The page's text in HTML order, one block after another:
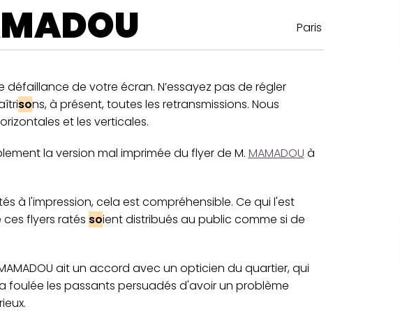
Paris
défaillance de votre écran. N’essayez pas de régler
sons, à présent, toutes les retransmissions. Nous
et les verticales.
la version mal imprimée du flyer de M. MAMADOU à
à l'impression, cela est compréhensible. Ce qui l'est
flyers ratés soient distribués au public comme si de
ait un accord avec un opticien du quartier, qui
foulée les passants persuadés d'avoir un problème